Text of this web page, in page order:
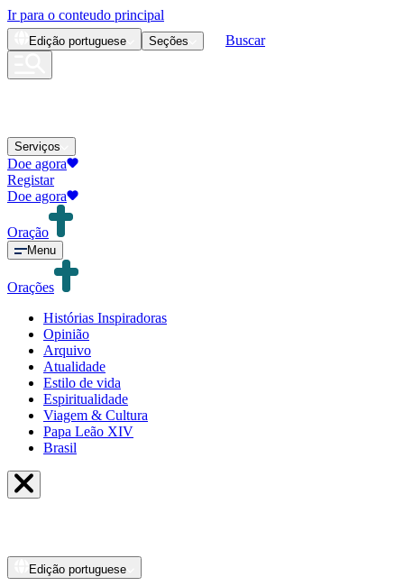
Ir para o conteudo principal
Edição portuguese Seções Buscar
Serviços
Doe agora
Registar
Doe agora
Oração
Menu
Orações
Histórias Inspiradoras
Opinião
Arquivo
Atualidade
Estilo de vida
Espiritualidade
Viagem & Cultura
Papa Leão XIV
Brasil
Edição portuguese